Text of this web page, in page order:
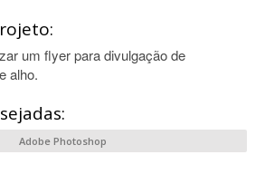
um flyer para divulgação de
alho.
Adobe Photoshop